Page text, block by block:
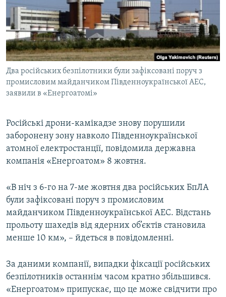
СПЕЦПРОЄКТИ
ПОДКАСТИ
КРИМ РЕАЛІЇ
РУС
УКР
ДОЛУЧАЙСЯ!
Усі сайти RFE/RL
Два російських безпілотники були зафіксовані поруч з
промисловим майданчиком Південноукраїнської АЕС,
заявили в «Енергоатомі»
Російські дрони-камікадзе знову порушили
заборонену зону навколо Південноукраїнської
атомної електростанції, повідомила державна
компанія «Енергоатом» 8 жовтня.
«В ніч з 6-го на 7-ме жовтня два російських БпЛА
були зафіксовані поруч з промисловим
майданчиком Південноукраїнської АЕС. Відстань
прольоту шахедів від ядерних об’єктів становила
менше 10 км», – йдеться в повідомленні.
За даними компанії, випадки фіксації російських
безпілотників останнім часом кратно збільшився.
«Енергоатом» припускає, що це може свідчити про